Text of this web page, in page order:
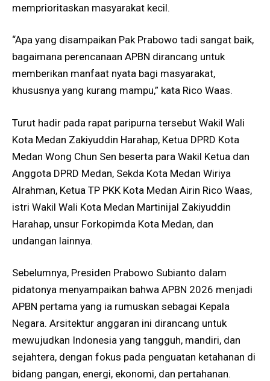
memprioritaskan masyarakat kecil.
“Apa yang disampaikan Pak Prabowo tadi sangat baik,
bagaimana perencanaan APBN dirancang untuk
memberikan manfaat nyata bagi masyarakat,
khususnya yang kurang mampu,” kata Rico Waas.
Turut hadir pada rapat paripurna tersebut Wakil Wali
Kota Medan Zakiyuddin Harahap, Ketua DPRD Kota
Medan Wong Chun Sen beserta para Wakil Ketua dan
Anggota DPRD Medan, Sekda Kota Medan Wiriya
Alrahman, Ketua TP PKK Kota Medan Airin Rico Waas,
istri Wakil Wali Kota Medan Martinijal Zakiyuddin
Harahap, unsur Forkopimda Kota Medan, dan
undangan lainnya.
Sebelumnya, Presiden Prabowo Subianto dalam
pidatonya menyampaikan bahwa APBN 2026 menjadi
APBN pertama yang ia rumuskan sebagai Kepala
Negara. Arsitektur anggaran ini dirancang untuk
mewujudkan Indonesia yang tangguh, mandiri, dan
sejahtera, dengan fokus pada penguatan ketahanan di
bidang pangan, energi, ekonomi, dan pertahanan.